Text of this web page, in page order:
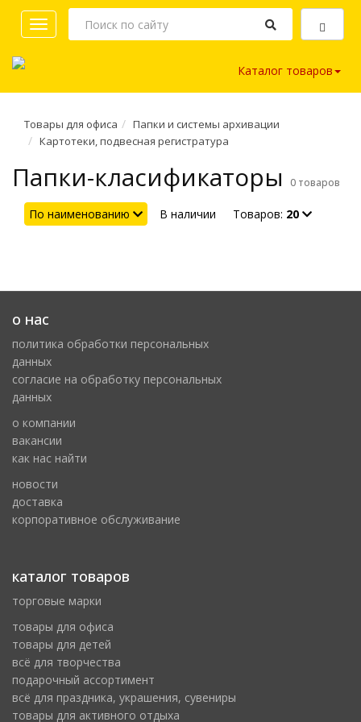
Toggle
navigation
Каталог товаров
Товары для офиса
Папки и системы архивации
Картотеки, подвесная регистратура
Папки-класификаторы 0 товаров
По наименованию В наличии Товаров: 20
о нас
политика обработки персональных
данных
cогласие на обработку персональных
данных
о компании
вакансии
как нас найти
новости
доставка
корпоративное обслуживание
каталог товаров
торговые марки
товары для офиса
товары для детей
всё для творчества
подарочный ассортимент
всё для праздника, украшения, сувениры
товары для активного отдыха